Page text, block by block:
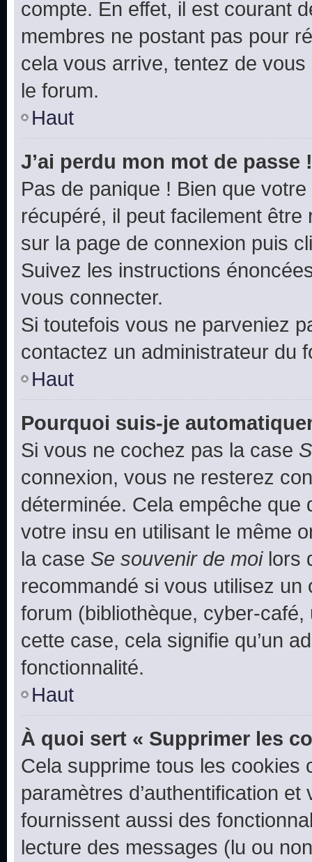
compte. En effet, il est courant
membres ne postant pas pour
cela vous arrive, tentez de
le forum.
Haut
J’ai perdu mon mot de passe !
Pas de panique ! Bien que
récupéré, il peut facilement
sur la page de connexion puis
Suivez les instructions
vous connecter.
Si toutefois vous ne parveniez
contactez un administrateur du
Haut
Pourquoi suis-je
Si vous ne cochez pas la case
connexion, vous ne resterez
déterminée. Cela empêche que
votre insu en utilisant le même
la case Se souvenir de moilors
recommandé si vous utilisez
forum (bibliothèque, cyber-
cette case, cela signifie qu’un
fonctionnalité.
Haut
À quoi sert « Supprimer les
Cela supprime tous les cookies
paramètres d’authentification
fournissent aussi des
lecture des messages (lu ou